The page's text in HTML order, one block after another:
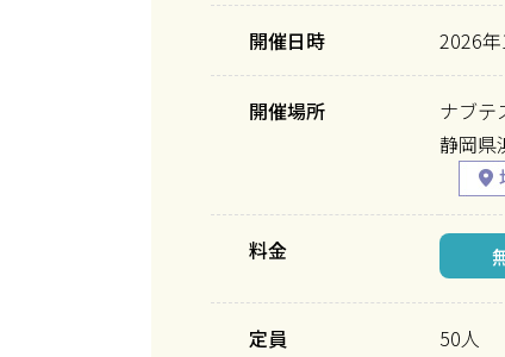
開催日時 2026
開催場所
ナブテ
静岡県
料金
定員 50人